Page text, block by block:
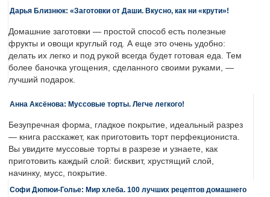
Дарья Близнюк: «Заготовки от Даши. Вкусно, как ни «крути»!
Домашние заготовки — простой способ есть полезные
фрукты и овощи круглый год. А еще это очень удобно:
делать их легко и под рукой всегда будет готовая еда. Тем
более баночка угощения, сделанного своими руками, —
лучший подарок.
Анна Аксёнова: Муссовые торты. Легче легкого!
Безупречная форма, гладкое покрытие, идеальный разрез
— книга расскажет, как приготовить торт перфекциониста.
Вы увидите муссовые торты в разрезе и узнаете, как
приготовить каждый слой: бисквит, хрустящий слой,
начинку, мусс, покрытие.
Софи Дюпюи-Голье: Мир хлеба. 100 лучших рецептов домашнего